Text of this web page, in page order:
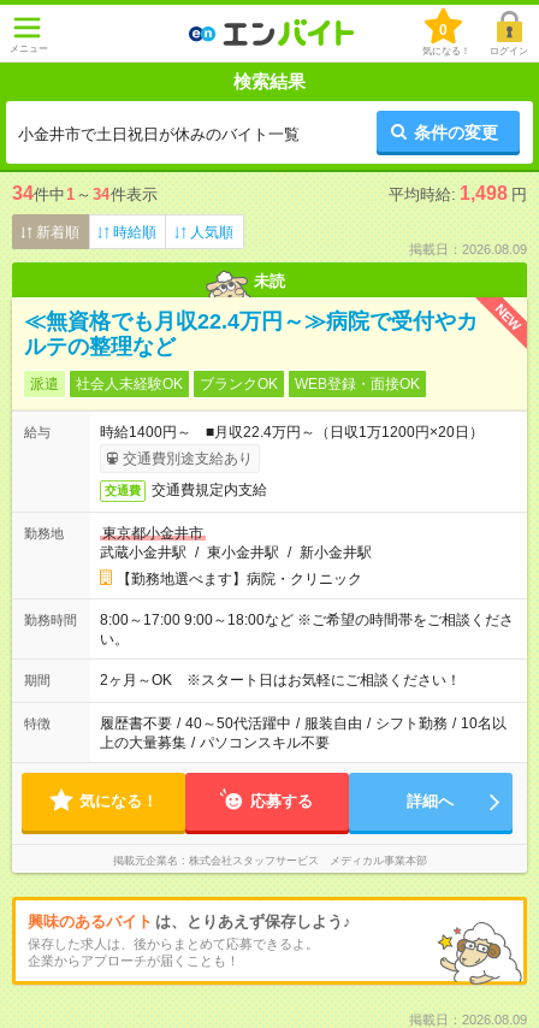
メニュー
0
気になる！ ログイン
検索結果
小金井市で土日祝日が休みのバイト一覧 条件の変更
34件中1 ～ 34件表示 平均時給: 1,498 円
新着順 時給順 人気順
掲載日：2026.08.09
未読
NEW
≪無資格でも月収22.4万円～≫病院で受付やカ
ルテの整理など
派遣 社会人未経験OK ブランクOK WEB登録・面接OK
給与
時給1400円～ ■月収22.4万円～（日収1万1200円×20日）
交通費別途支給あり
交通費 交通費規定内支給
勤務地
東京都小金井市
武蔵小金井駅 / 東小金井駅 / 新小金井駅
【勤務地選べます】病院・クリニック
勤務時間
8:00～17:00 9:00～18:00など ※ご希望の時間帯をご相談くださ
い。
期間 2ヶ月～OK ※スタート日はお気軽にご相談ください！
特徴 履歴書不要 / 40～50代活躍中 / 服装自由 / シフト勤務 / 10名以
上の大量募集 / パソコンスキル不要
気になる！ 応募する 詳細へ
掲載元企業名 株式会社スタッフサービス メディカル事業本部
興味のあるバイト は、とりあえず保存しよう♪
保存した求人は、後からまとめて応募できるよ。
企業からアプローチが届くことも！
掲載日：2026.08.09